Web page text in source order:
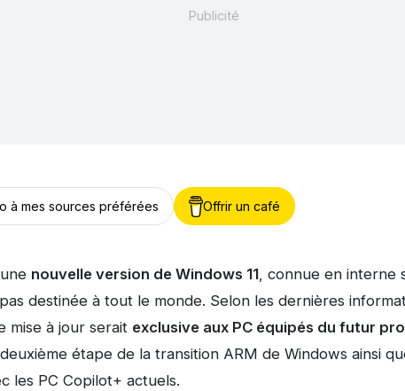
à mes sources préférées Offrir un café
nouvelle version de Windows 11, connue en interne
destinée à tout le monde. Selon les dernières
mise à jour serait exclusive aux PC équipés du futur
étape de la transition ARM de Windows ainsi
les PC Copilot+ actuels.